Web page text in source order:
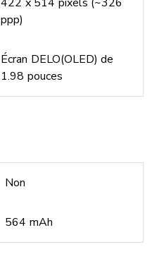
ppp)
Écran DELO(OLED) de
1.98 pouces
Non
564 mAh